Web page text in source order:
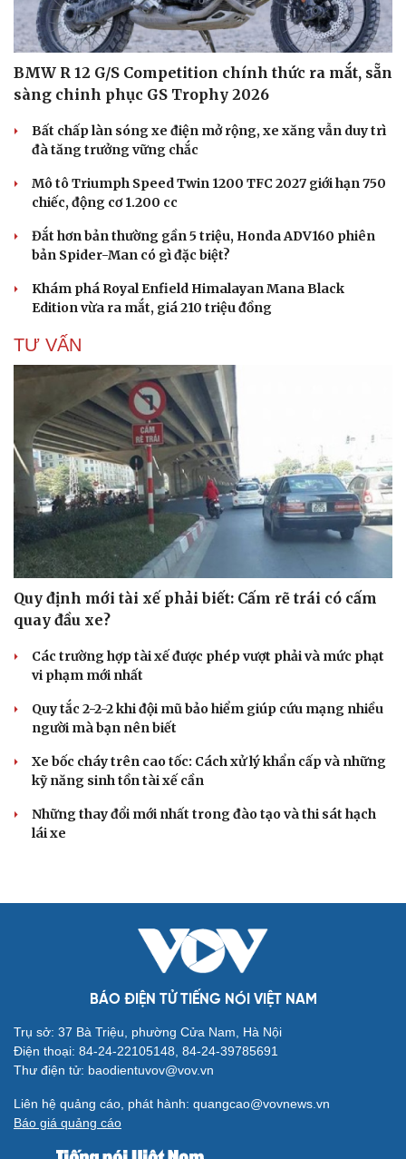
Cải chính
BMW R 12 G/S Competition chính thức ra mắt, sẵn
sàng chinh phục GS Trophy 2026
Bất chấp làn sóng xe điện mở rộng, xe xăng vẫn duy trì
đà tăng trưởng vững chắc
Mô tô Triumph Speed Twin 1200 TFC 2027 giới hạn 750
chiếc, động cơ 1.200 cc
Đắt hơn bản thường gần 5 triệu, Honda ADV160 phiên
bản Spider-Man có gì đặc biệt?
Khám phá Royal Enfield Himalayan Mana Black
Edition vừa ra mắt, giá 210 triệu đồng
TƯ VẤN
Quy định mới tài xế phải biết: Cấm rẽ trái có cấm
quay đầu xe?
Các trường hợp tài xế được phép vượt phải và mức phạt
vi phạm mới nhất
Quy tắc 2-2-2 khi đội mũ bảo hiểm giúp cứu mạng nhiều
người mà bạn nên biết
Xe bốc cháy trên cao tốc: Cách xử lý khẩn cấp và những
kỹ năng sinh tồn tài xế cần
Những thay đổi mới nhất trong đào tạo và thi sát hạch
lái xe
BÁO ĐIỆN TỬ TIẾNG NÓI VIỆT NAM
Trụ sở: 37 Bà Triệu, phường Cửa Nam, Hà Nội
Điện thoại: 84-24-22105148, 84-24-39785691
Thư điện tử: baodientuvov@vov.vn
Liên hệ quảng cáo, phát hành: quangcao@vovnews.vn
Báo giá quảng cáo